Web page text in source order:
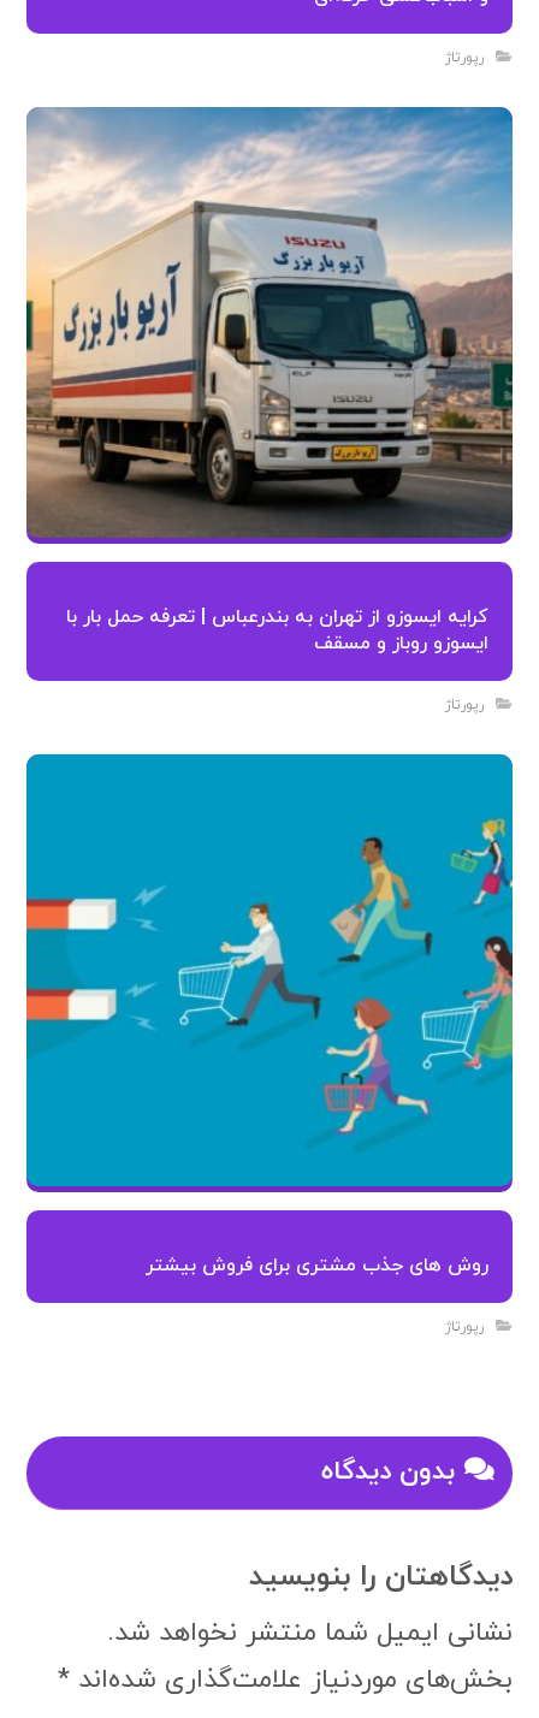
و اسباب‌کشی حرفه‌ای
رپورتاژ
کرایه ایسوزو از تهران به بندرعباس | تعرفه حمل بار با
ایسوزو روباز و مسقف
رپورتاژ
روش های جذب مشتری برای فروش بیشتر
رپورتاژ
بدون دیدگاه
دیدگاهتان را بنویسید
نشانی ایمیل شما منتشر نخواهد شد.
بخش‌های موردنیاز علامت‌گذاری شده‌اند